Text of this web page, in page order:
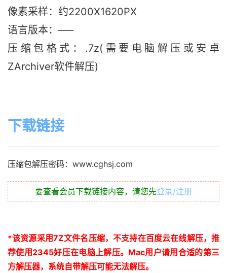
像素采样：约2200X1620PX
语言版本：—–
压缩包格式：.7z(需要电脑解压或安卓
ZArchiver软件解压)
下载链接
压缩包解压密码：www.cghsj.com
要查看会员下载链接内容，请您先登录/注册
*该资源采用7Z文件名压缩，不支持在百度云在线解压，推
荐使用2345好压在电脑上解压。 Mac用户请用合适的第三
方解压器，系统自带解压可能无法解压。